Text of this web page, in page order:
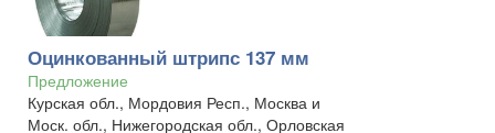
Оцинкованный штрипс 137 мм
Предложение
Курская обл., Мордовия Респ., Москва и
Моск. обл., Нижегородская обл., Орловская